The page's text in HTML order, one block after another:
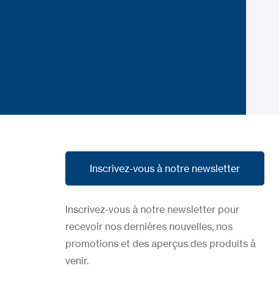
Inscrivez-vous à notre newsletter
Inscrivez-vous à notre newsletter
Inscrivez-vous à notre newsletter pour
recevoir nos dernières nouvelles, nos
promotions et des aperçus des produits à
venir.